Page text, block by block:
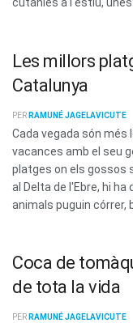
cutànies a l'estiu,
Les millors
Catalunya
PER RAMUNÉ JAGELAVICUTE
Cada vegada són més
vacances amb el seu
platges on els gossos
al Delta de l'Ebre, hi
animals puguin córrer,
Coca de
de tota la vida
PER RAMUNÉ JAGELAVICUTE